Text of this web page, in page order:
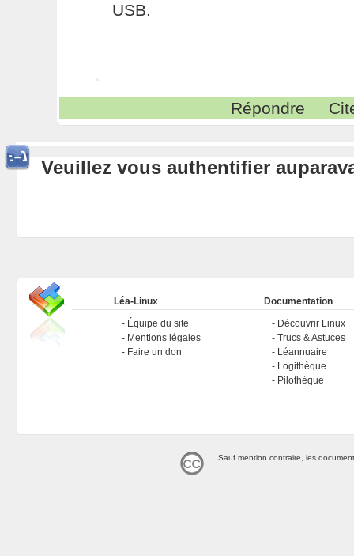
USB.
Répondre
Veuillez vous authentifier
Léa-Linux
Équipe du site
Mentions légales
Faire un don
Documentation
Découvrir Linux
Trucs & Astuces
Léannuaire
Logithèque
Pilothèque
Sauf mention contraire, les